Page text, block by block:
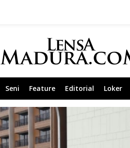
Seni Feature Editorial Loker